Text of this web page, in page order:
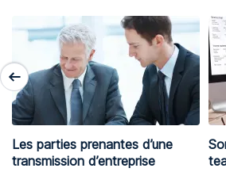
Les parties prenantes d’une
transmission d’entreprise